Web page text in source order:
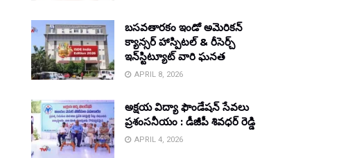
బసవతారకం ఇండో అమెరికన్
క్యాన్సర్ హాస్పిటల్ & రీసెర్చ్
ఇన్‌స్టిట్యూట్ వారి ఘనత
APRIL 8, 2026
అక్షయ విద్యా ఫౌండేషన్ సేవలు
ప్రశంసనీయం : డీజీపీ శివధర్ రెడ్డి
APRIL 4, 2026